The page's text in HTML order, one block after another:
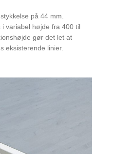
på 44 mm.
variabel højde fra 400 til
gør det let at
eksisterende linier.